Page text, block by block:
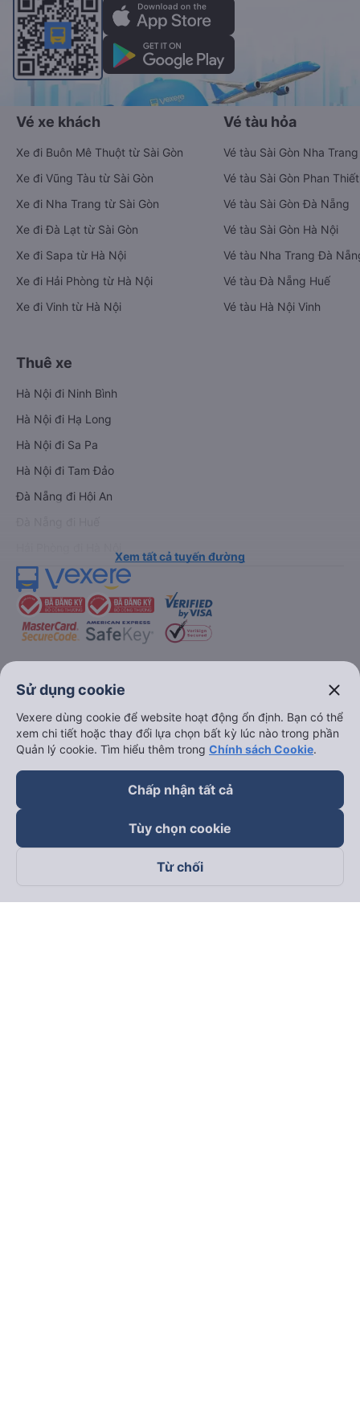
Vé xe khách
Xe đi Buôn Mê Thuột từ Sài Gòn
Xe đi Vũng Tàu từ Sài Gòn
Xe đi Nha Trang từ Sài Gòn
Xe đi Đà Lạt từ Sài Gòn
Xe đi Sapa từ Hà Nội
Xe đi Hải Phòng từ Hà Nội
Xe đi Vinh từ Hà Nội
Vé tàu hỏa
Vé tàu Sài Gòn Nha Trang
Vé tàu Sài Gòn Phan Thiết
Vé tàu Sài Gòn Đà Nẵng
Vé tàu Sài Gòn Hà Nội
Vé tàu Nha Trang Đà
Vé tàu Đà Nẵng Huế
Vé tàu Hà Nội Vinh
Thuê xe
Hà Nội đi Ninh Bình
Hà Nội đi Hạ Long
Hà Nội đi Sa Pa
Hà Nội đi Tam Đảo
Đà Nẵng đi Hội An
Xem tất cả tuyến đường
keyboard_arrow_down
Về chúng tôi
keyboard_arrow_down
Hỗ trợ
Trở thành đối tác
Đối tác thanh toán
Sử dụng cookie close
Vexere dùng cookie để website hoạt động ổn định. Bạn có thể
xem chi tiết hoặc thay đổi lựa chọn bất kỳ lúc nào trong phần
Quản lý cookie. Tìm hiểu thêm trong Chính sách Cookie.
Chấp nhận tất cả
Tùy chọn cookie
Từ chối